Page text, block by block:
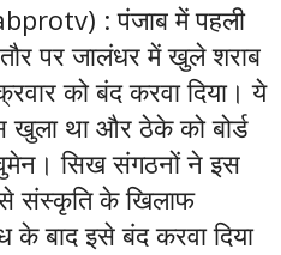
: पंजाब में पहली
पर जालंधर में खुले शराब
को बंद करवा दिया। ये
खुला था और ठेके को बोर्ड
सिख संगठनों ने इस
संस्कृति के खिलाफ
के बाद इसे बंद करवा दिया